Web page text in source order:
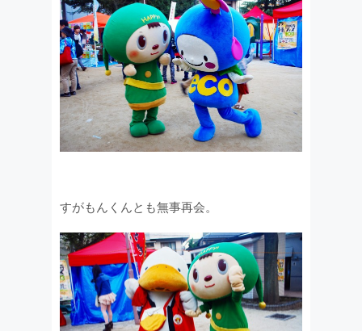
すがもんくんとも無事再会。